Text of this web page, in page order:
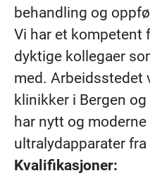
behandling og
Vi har et kompetent
dyktige kollegaer
med. Arbeidsstedet
klinikker i Bergen
har nytt og
ultralydapparater fra
Kvalifikasjoner: